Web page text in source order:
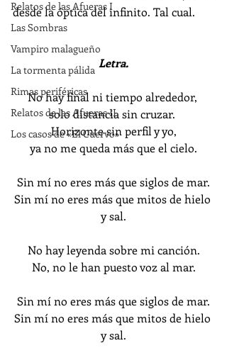
Relatos de las Afueras I
Las Sombras
Vampiro malagueño
La tormenta pálida
Rimas periféricas
Relatos de las Afueras II
Los casos de «El Cuervo»
desde la óptica del infinito. Tal cual.
Letra.
No hay final ni tiempo alrededor,
solo distancia sin cruzar.
Horizonte sin perfil y yo,
ya no me queda más que el cielo.
Sin mí no eres más que siglos de mar.
Sin mí no eres más que mitos de hielo
y sal.
No hay leyenda sobre mi canción.
No, no le han puesto voz al mar.
Sin mí no eres más que siglos de mar.
Sin mí no eres más que mitos de hielo
y sal.